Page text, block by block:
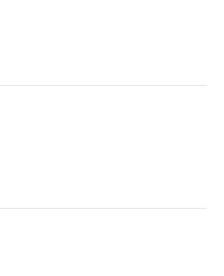
tevreden bent met de prijs van dit